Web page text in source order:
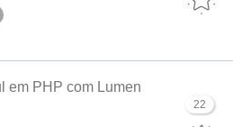
22
em PHP com Lumen